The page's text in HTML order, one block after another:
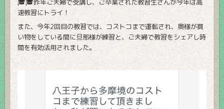
🎓🎓昨年ご夫婦で受講し、ご卒業された教習生さんが今年は高
速教習にトライ！
また、今年2回目の教習では、コストコまで運転され、奥様が買
い物をしている間に旦那様が練習と、ご夫婦で教習をシェアし時
間を有効活用されました。